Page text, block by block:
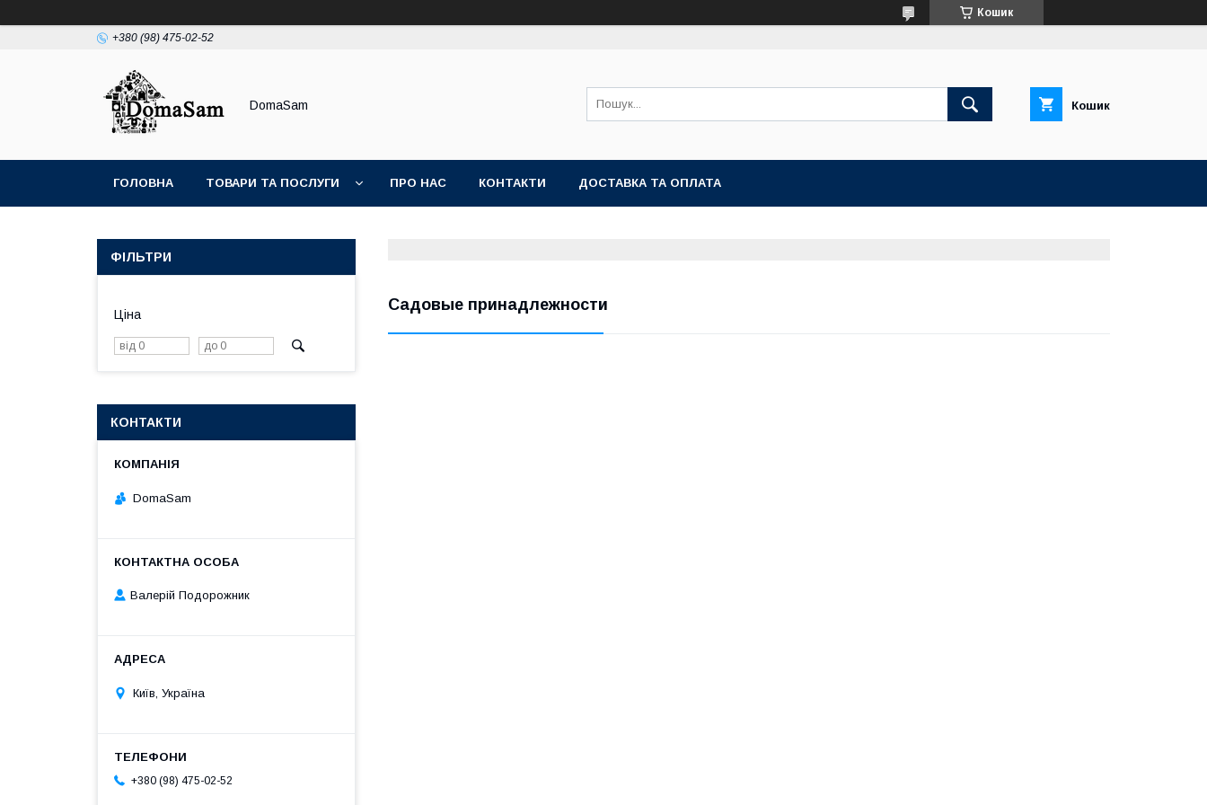
Кошик
+380 (98) 475-02-52
DomaSam Кошик
ГОЛОВНА ТОВАРИ ТА ПОСЛУГИ ПРО НАС КОНТАКТИ ДОСТАВКА ТА ОПЛАТА
Садовые принадлежности
ФІЛЬТРИ
Ціна
КОНТАКТИ
DomaSam
Валерій Подорожник
Київ, Україна
+380 (98) 475-02-52